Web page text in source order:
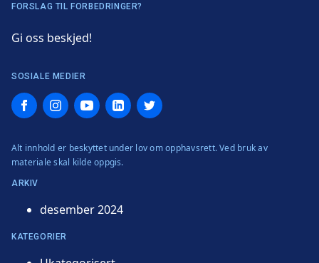
FORSLAG TIL FORBEDRINGER?
Gi oss beskjed!
SOSIALE MEDIER
FacebookInstagramYouTubeLinkedInTwitter
Alt innhold er beskyttet under lov om opphavsrett. Ved bruk av
materiale skal kilde oppgis.
ARKIV
desember 2024
KATEGORIER